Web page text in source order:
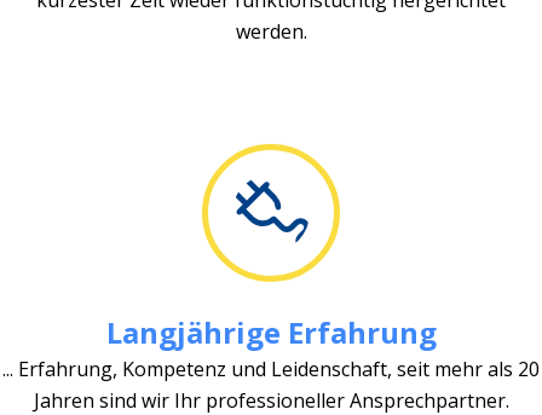
werden.
Langjährige Erfahrung
... Erfahrung, Kompetenz und Leidenschaft, seit mehr als 20
Jahren sind wir Ihr professioneller Ansprechpartner.